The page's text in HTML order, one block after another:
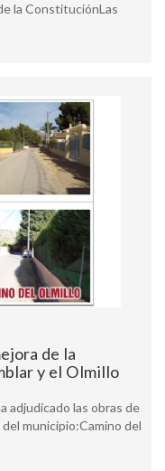
la ConstituciónLas
de la
y el Olmillo
adjudicado las obras de
municipio:Camino del